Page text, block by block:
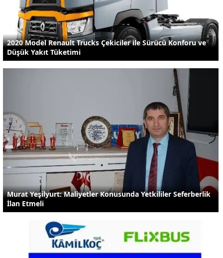
2020 Model Renault Trucks Çekiciler ile Sürücü Konforu ve
Düşük Yakıt Tüketimi
Murat Yeşilyurt: Maliyetler Konusunda Yetkililer Seferberlik
İlan Etmeli